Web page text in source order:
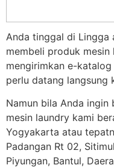
Anda tinggal di Lingga
membeli produk mesin
mengirimkan e-
perlu datang langsung
Namun bila Anda ingin
mesin laundry kami
Yogyakarta atau
Padangan Rt 02,
Piyungan, Bantul,